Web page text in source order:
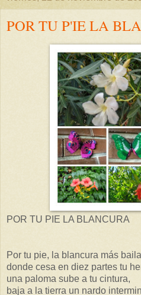
POR TU P'IE LA
POR TU PIE LA BLANCURA
Por tu pie, la blancura más
donde cesa en diez partes tu
una paloma sube a tu cintura,
baja a la tierra un nardo